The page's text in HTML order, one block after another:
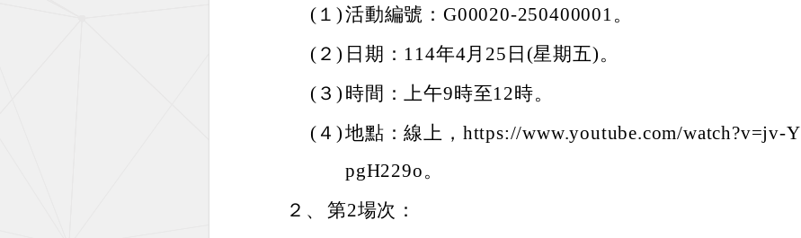
(１)活動編號：G00020-250400001。
(２) 日期：114年4月25日(星期五)。
(３) 時間：上午9時至12時。
(４)地點：線上，https://www.youtube.com/watch?v=jv-Y
pgH229o。
２、 第2場次：